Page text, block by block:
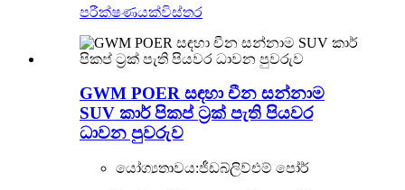
පරීක්ෂණයක්විස්තර
GWM POER සඳහා චීන සන්නාම
SUV කාර් පිකප් ට්‍රක් පැති පියවර
ධාවන පුවරුව
යෝග්‍යතාවය:ජීඩබ්ලිව්එම් පෝර්